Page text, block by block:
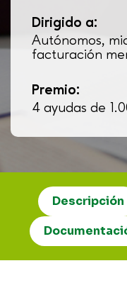
Dirigido a:
Autónomos,
facturación
Premio:
4 ayudas de
Descripción